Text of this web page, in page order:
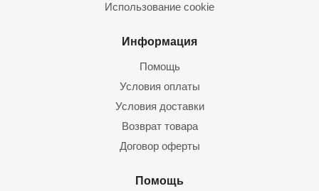
Использование cookie
Информация
Помощь
Условия оплаты
Условия доставки
Возврат товара
Договор оферты
Помощь